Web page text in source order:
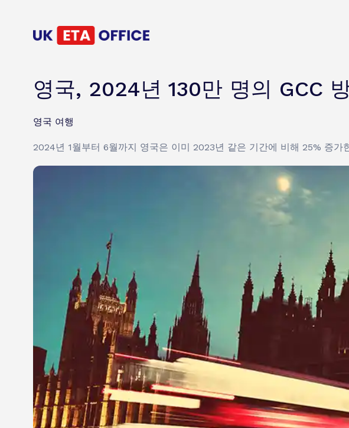
영국, 2024년 130만 명의 GCC
영국 여행
2024년 1월부터 6월까지 영국은 이미 2023년 같은 기간에 비해 25% 증가